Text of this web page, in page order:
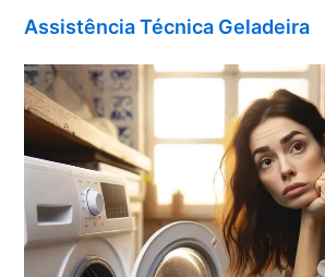
Assistência Técnica Geladeira